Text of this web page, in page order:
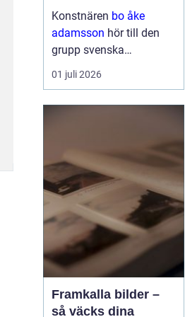
och bild
Konstnären bo åke
adamsson hör till den
grupp svenska
bildskapare som tyst
men konsekvent har
seriösa gallerier och
webbutiker, och det är
ingen slump. Ad...
01 juli 2026
Framkalla bilder –
så väcks dina